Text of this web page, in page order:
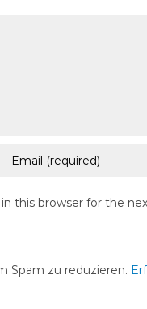
this browser for the
Spam zu reduzieren.